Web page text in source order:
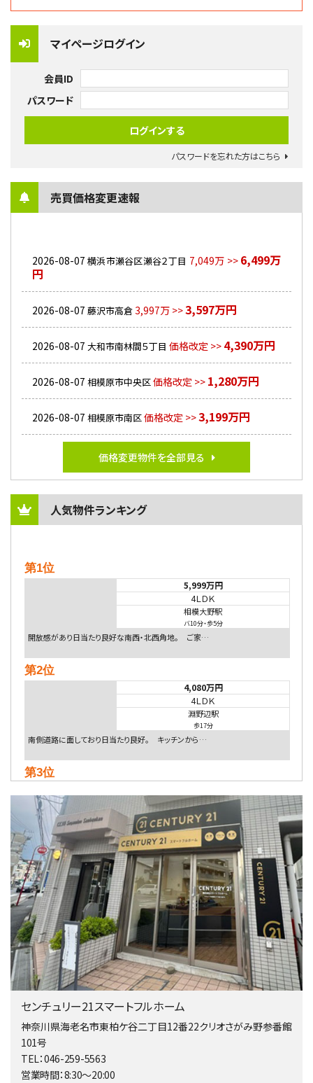
マイページログイン
会員ID
パスワード
パスワードを忘れた方はこちら
売買価格変更速報
2026-08-07 横浜市瀬谷区瀬谷２丁目 7,049万 >> 6,499万
円
2026-08-07 藤沢市高倉3,997万 >>3,597万円
2026-08-07 大和市南林間５丁目 価格改定 >> 4,390万円
2026-08-07 相模原市中央区価格改定 >> 1,280万円
2026-08-07 相模原市南区価格改定 >>3,199万円
価格変更物件を全部見る
人気物件ランキング
第1位
5,999万円
4ＬＤＫ
相模大野駅
バ10分・歩5分
開放感があり日当たり良好な南西・北西角地。 ご家…
第2位
4,080万円
4ＬＤＫ
淵野辺駅
歩17分
南側道路に面しており日当たり良好。 キッチンから…
第3位
4ＬＤＫ
海老名駅
バ18分・歩6分
開放感のある角地区画。車３台並列駐車可能です。 …
第4位
5,480万円
4ＬＤＫ
相模大野駅
バ9分・歩4分
２０１５年６月築、積水ハウス施工住宅です。 南東…
第5位
3,680万円
バ19分・ 歩8分
開放感があり日当たり良好な南西・北西角地区画。 …
第6位
センチュリー21スマートフルホーム
神奈川県海老名市東柏ケ谷二丁目12番22クリオさがみ野参番館
101号
TEL：046-259-5563
営業時間：8:30～20:00